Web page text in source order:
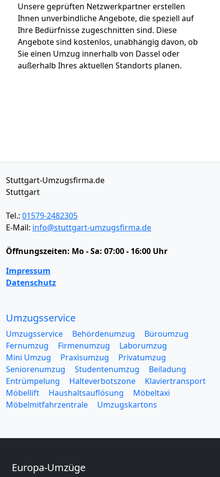
Unsere geprüften Netzwerkpartner erstellen
Ihnen unverbindliche Angebote, die speziell auf
Ihre Bedürfnisse zugeschnitten sind. Diese
Angebote sind kostenlos, unabhängig davon, ob
Sie einen Umzug innerhalb von Dassel oder
außerhalb Ihres aktuellen Standorts planen.
Stuttgart-Umzugsfirma.de
Stuttgart
Tel.: 01579-2482305
E-Mail: info@stuttgart-umzugsfirma.de
Öffnungszeiten: Mo - Sa: 07:00 - 16:00 Uhr
Impressum
Datenschutz
Umzugsservice
Umzugsservice Behördenumzug
Büroumzug
Fernumzug
Firmenumzug
Laborumzug
Mini Umzug
Praxisumzug
Privatumzug
Seniorenumzug
Studentenumzug
Beiladung
Entrümpelung
Halteverbotszone
Klaviertransport
Möbellift
Haushaltsauflösung
Möbeltaxi
Möbelmitfahrzentrale
Umzugskartons
Europa-Umzüge